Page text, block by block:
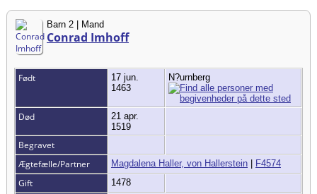
Barn 2 | Mand
Conrad Imhoff
Født
17 jun.
1463
N?urnberg
Død
21 apr.
1519
Begravet
Ægtefælle/Partner
Magdalena Haller, von Hallerstein | F4574
Gift 1478